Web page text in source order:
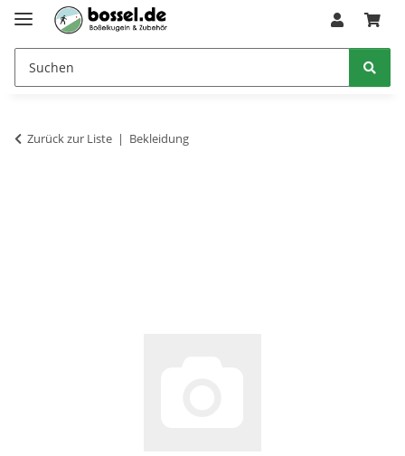
Zurück zur Liste Bekleidung